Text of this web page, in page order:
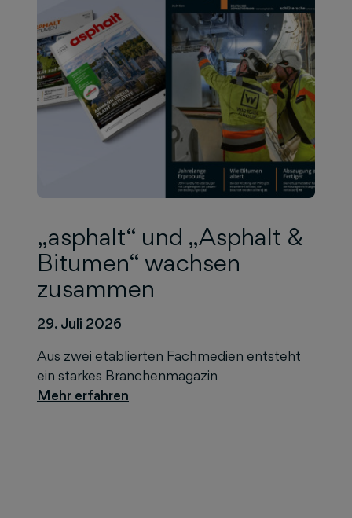
„asphalt“ und „Asphalt &
Bitumen“ wachsen
zusammen
29. Juli 2026
Aus zwei etablierten Fachmedien entsteht
ein starkes Branchenmagazin